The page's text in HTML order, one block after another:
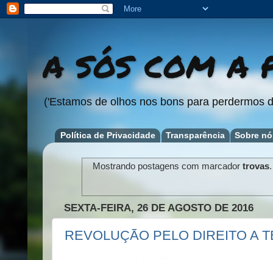
A SÓS COM A
('Estamos de olhos nos bons para perdermos
Política de Privacidade Transparência Sobre
Mostrando postagens com marcador trovas
SEXTA-FEIRA, 26 DE AGOSTO DE 2016
REVOLUÇÃO PELO DIREITO A